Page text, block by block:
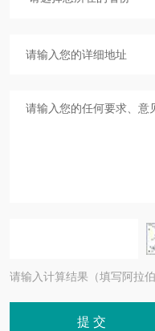
请输入计算结果（填写阿拉